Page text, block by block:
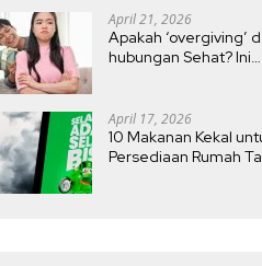
April 21, 2026
Apakah ‘overgiving’
hubungan Sehat? Ini
April 17, 2026
10 Makanan Kekal
Persediaan Rumah